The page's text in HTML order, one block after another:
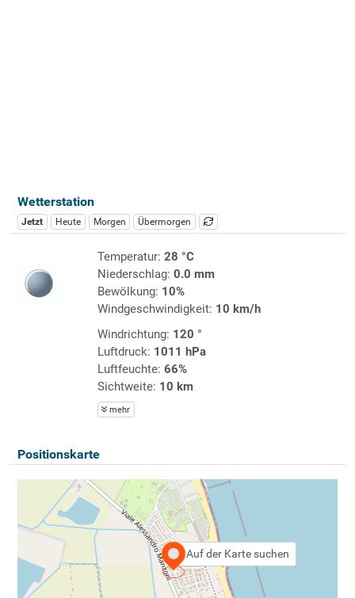
Wetterstation
Jetzt Heute Morgen Übermorgen
Temperatur: 28 °C
Niederschlag: 0.0 mm
Bewölkung: 10%
Windgeschwindigkeit: 10 km/h
Windrichtung: 120 °
Luftdruck: 1011 hPa
Luftfeuchte: 66%
Sichtweite: 10 km
mehr
Positionskarte
Auf der Karte suchen